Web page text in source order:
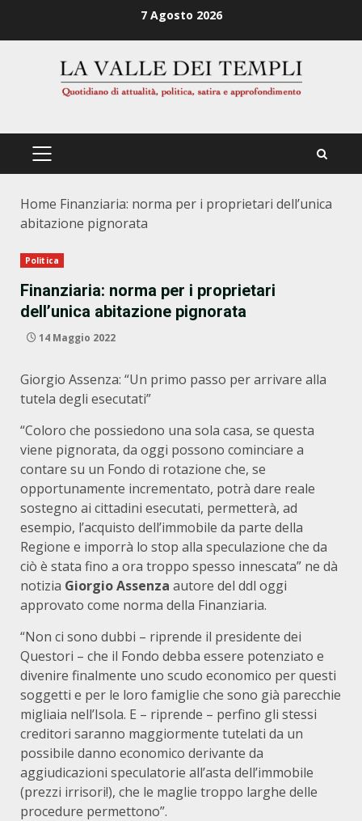
7 Agosto 2026
PRIMÄRES
Home Finanziaria: norma per i proprietari dell’unica
abitazione pignorata
Politica
Finanziaria: norma per i proprietari
dell’unica abitazione pignorata
14 Maggio 2022
Giorgio Assenza: “Un primo passo per arrivare alla
tutela degli esecutati”
“Coloro che possiedono una sola casa, se questa
viene pignorata, da oggi possono cominciare a
contare su un Fondo di rotazione che, se
opportunamente incrementato, potrà dare reale
sostegno ai cittadini esecutati, permetterà, ad
esempio, l’acquisto dell’immobile da parte della
Regione e imporrà lo stop alla speculazione che da
ciò è stata fino a ora troppo spesso innescata” ne dà
notizia Giorgio Assenza autore del ddl oggi
approvato come norma della Finanziaria.
“Non ci sono dubbi – riprende il presidente dei
Questori – che il Fondo debba essere potenziato e
divenire finalmente uno scudo economico per questi
soggetti e per le loro famiglie che sono già parecchie
migliaia nell’Isola. E – riprende – perfino gli stessi
creditori saranno maggiormente tutelati da un
possibile danno economico derivante da
aggiudicazioni speculatorie all’asta dell’immobile
(prezzi irrisori!), che le maglie troppo larghe delle
procedure permettono”.